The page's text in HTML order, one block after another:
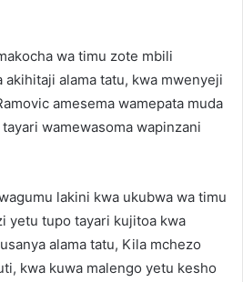
wa timu zote mbili
akihitaji alama tatu, kwa mwenyeji
amesema wamepata muda
wamewasoma wapinzani
lakini kwa ukubwa wa timu
yetu tupo tayari kujitoa kwa
alama tatu, Kila mchezo
kwa kuwa malengo yetu kesho